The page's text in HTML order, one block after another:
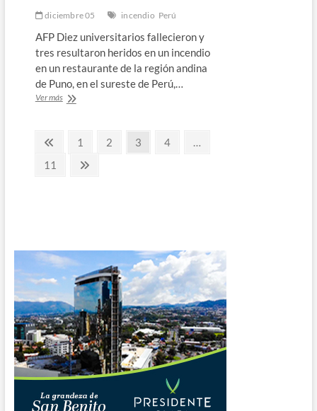
diciembre 05 incendio Perú
AFP Diez universitarios fallecieron y
tres resultaron heridos en un incendio
en un restaurante de la región andina
de Puno, en el sureste de Perú,…
Ver másDiez
incendio
Paginación
de
PáginaPágina
1 Página
2 Página
3 Página
4
…
Página
11
Página